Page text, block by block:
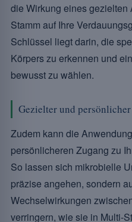
die Wirkung eines
Stamm auf Ihre
Schlüssel liegt darin, die
Körpers zu erkennen und
bewusst zu wählen.
Gezielter und
Zudem kann die
persönlicheren Zugang zu
So lassen sich mikrobielle
präzise angehen, sondern
Wechselwirkungen
verringern, wie sie in Multi-